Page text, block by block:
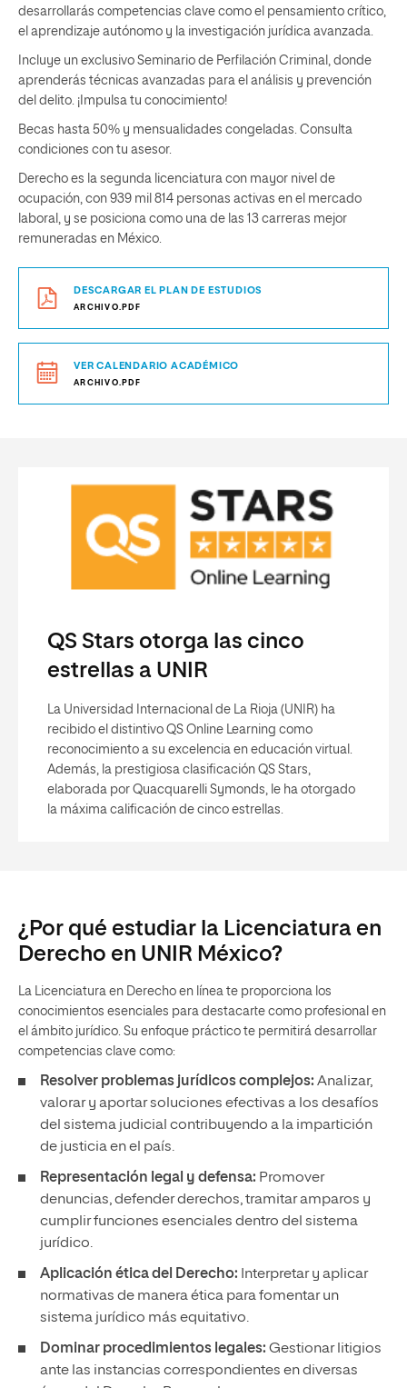
desarrollarás competencias clave como el pensamiento crítico,
el aprendizaje autónomo y la investigación jurídica avanzada.
Incluye un exclusivo Seminario de Perfilación Criminal, donde
aprenderás técnicas avanzadas para el análisis y prevención
del delito. ¡Impulsa tu conocimiento!
Becas hasta 50% y mensualidades congeladas. Consulta
condiciones con tu asesor.
Derecho es la segunda licenciatura con mayor nivel de
ocupación, con 939 mil 814 personas activas en el mercado
laboral, y se posiciona como una de las 13 carreras mejor
remuneradas en México.
DESCARGAR EL PLAN DE ESTUDIOS
ARCHIVO.PDF
VER CALENDARIO ACADÉMICO
ARCHIVO.PDF
QS Stars otorga las cinco
estrellas a UNIR
La Universidad Internacional de La Rioja (UNIR) ha
recibido el distintivo QS Online Learning como
reconocimiento a su excelencia en educación virtual.
Además, la prestigiosa clasificación QS Stars,
elaborada por Quacquarelli Symonds, le ha otorgado
la máxima calificación de cinco estrellas.
¿Por qué estudiar la Licenciatura en
Derecho en UNIR México?
La Licenciatura en Derecho en línea te proporciona los
conocimientos esenciales para destacarte como profesional en
el ámbito jurídico. Su enfoque práctico te permitirá desarrollar
competencias clave como:
Resolver problemas jurídicos complejos: Analizar,
valorar y aportar soluciones efectivas a los desafíos
del sistema judicial contribuyendo a la impartición
de justicia en el país.
Representación legal y defensa: Promover
denuncias, defender derechos, tramitar amparos y
cumplir funciones esenciales dentro del sistema
jurídico.
Aplicación ética del Derecho: Interpretar y aplicar
normativas de manera ética para fomentar un
sistema jurídico más equitativo.
Dominar procedimientos legales: Gestionar litigios
ante las instancias correspondientes en diversas